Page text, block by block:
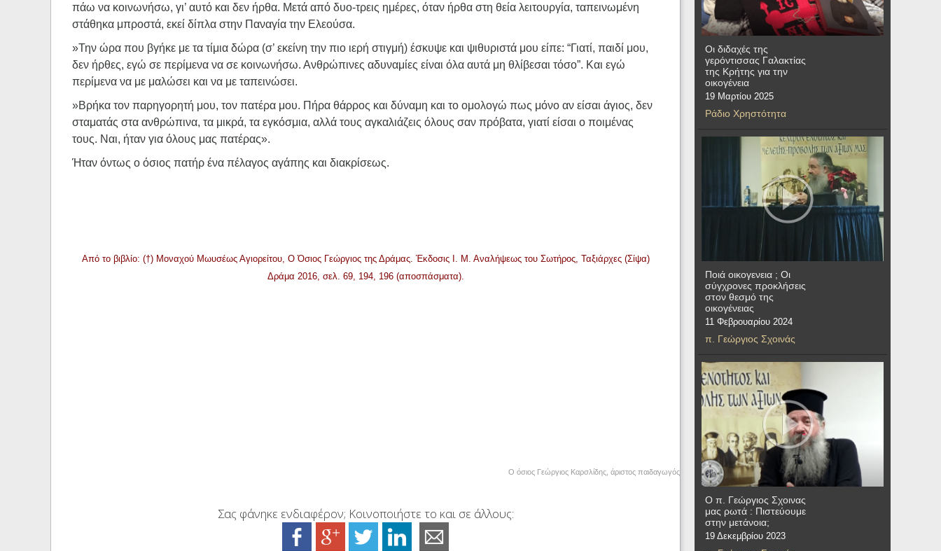
πάω να κοινωνήσω, γι’ αυτό και δεν ήρθα. Μετά από δυο-τρεις ημέρες, όταν ήρθα στη θεία λειτουργία, ταπεινωμένη
στάθηκα μπροστά, εκεί δίπλα στην Παναγία την Ελεούσα.
»Την ώρα που βγήκε με τα τίμια δώρα (σ’ εκείνη την πιο ιερή στιγμή) έσκυψε και ψιθυριστά μου είπε: “Γιατί, παιδί μου,
δεν ήρθες, εγώ σε περίμενα να σε κοινωνήσω. Ανθρώπινες αδυναμίες είναι όλα αυτά μη θλίβεσαι τόσο”. Και εγώ
περίμενα να με μαλώσει και να με ταπεινώσει.
»Βρήκα τον παρηγορητή μου, τον πατέρα μου. Πήρα θάρρος και δύναμη και το ομολογώ πως μόνο αν είσαι άγιος, δεν
σταματάς στα ανθρώπινα, τα μικρά, τα εγκόσμια, αλλά τους αγκαλιάζεις όλους σαν πρόβατα, γιατί είσαι ο ποιμένας
τους. Ναι, ήταν για όλους μας πατέρας».
Ήταν όντως ο όσιος πατήρ ένα πέλαγος αγάπης και διακρίσεως.
Από το βιβλίο: (†) Μοναχού Μωυσέως Αγιορείτου, Ο Όσιος Γεώργιος της Δράμας. Έκδοσις Ι. Μ. Αναλήψεως του Σωτήρος, Ταξιάρχες (Σίψα)
Δράμα 2016, σελ. 69, 194, 196 (αποσπάσματα).
Ο όσιος Γεώργιος Καρσλίδης, άριστος παιδαγωγός
Σας φάνηκε ενδιαφέρον; Κοινοποιήστε το και σε άλλους:
Οι διδαχές της
γερόντισσας Γαλακτίας
της Κρήτης για την
οικογένεια
19 Μαρτίου 2025
Ράδιο Χρηστότητα
Ποιά οικογενεια ; Οι
σύγχρονες προκλήσεις
στον θεσμό της
οικογένειας
11 Φεβρουαρίου 2024
π. Γεώργιος Σχοινάς
Ο π. Γεώργιος Σχοινας
μας ρωτά : Πιστεύουμε
στην μετάνοια;
19 Δεκεμβρίου 2023